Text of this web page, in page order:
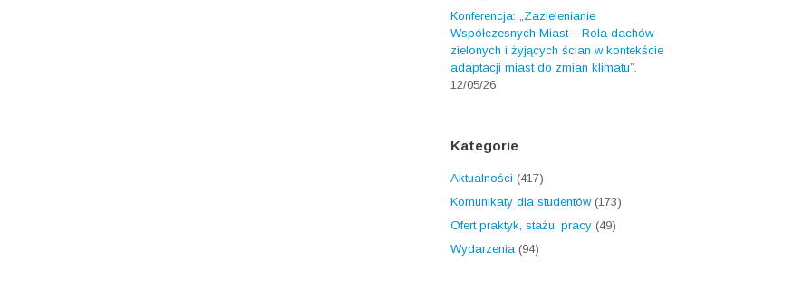
Konferencja: „Zazielenianie
Współczesnych Miast – Rola dachów
zielonych i żyjących ścian w kontekście
adaptacji miast do zmian klimatu”.
12/05/26
Kategorie
Aktualności (417)
Komunikaty dla studentów(173)
Ofert praktyk, stażu, pracy (49)
Wydarzenia (94)